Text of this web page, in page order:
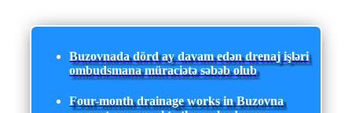
Buzovnada dörd ay davam edən drenaj işləri
ombudsmana müraciətə səbəb olub
Four-month drainage works in Buzovna